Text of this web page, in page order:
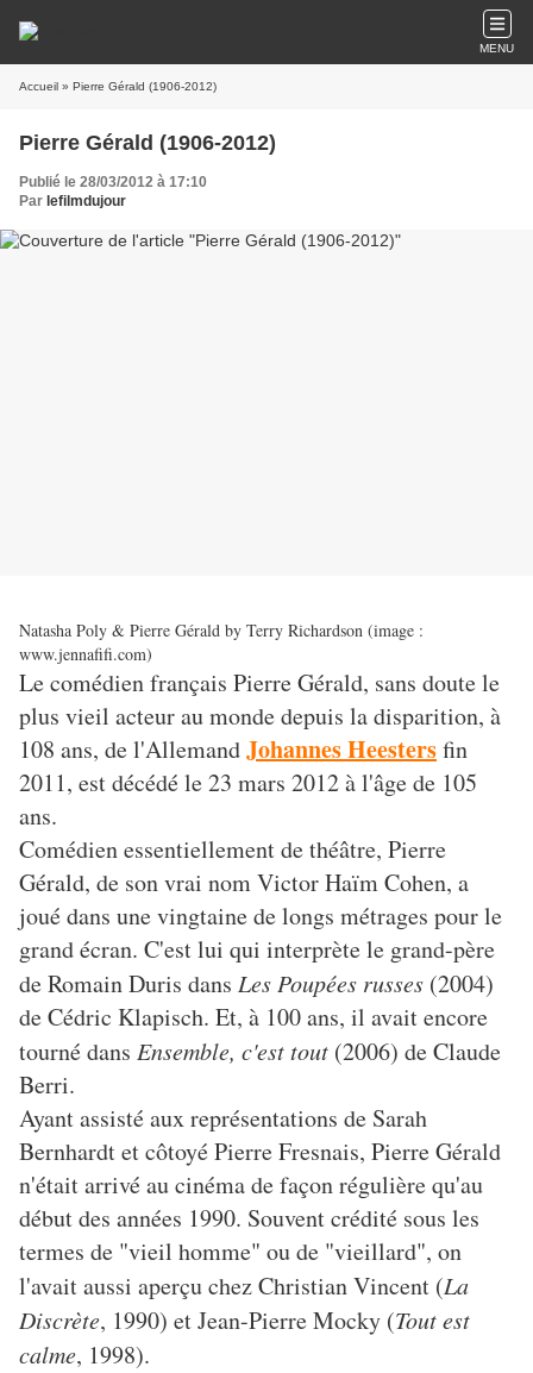
MENU
Accueil » Pierre Gérald (1906-2012)
Pierre Gérald (1906-2012)
Publié le 28/03/2012 à 17:10
Par lefilmdujour
Natasha Poly & Pierre Gérald by Terry Richardson (image :
www.jennafifi.com)
Le comédien français Pierre Gérald, sans doute le
plus vieil acteur au monde depuis la disparition, à
108 ans, de l'AllemandJohannes Heestersfin
2011, est décédé le 23 mars 2012 à l'âge de 105
ans.
Comédien essentiellement de théâtre, Pierre
Gérald, de son vrai nom Victor Haïm Cohen, a
joué dans une vingtaine de longs métrages pour le
grand écran. C'est lui qui interprète le grand-père
de Romain Duris dans Les Poupées russes (2004)
de Cédric Klapisch. Et, à 100 ans, il avait encore
tourné dans Ensemble, c'est tout (2006) de Claude
Berri.
Ayant assisté aux représentations de Sarah
Bernhardt et côtoyé Pierre Fresnais, Pierre Gérald
n'était arrivé au cinéma de façon régulière qu'au
début des années 1990. Souvent crédité sous les
termes de "vieil homme" ou de "vieillard", on
l'avait aussi aperçu chez Christian Vincent (La
Discrète, 1990) et Jean-Pierre Mocky (Tout est
calme, 1998).